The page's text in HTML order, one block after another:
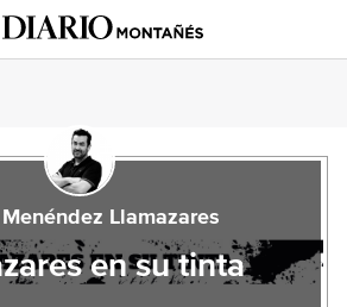
Llamazares
en su tinta